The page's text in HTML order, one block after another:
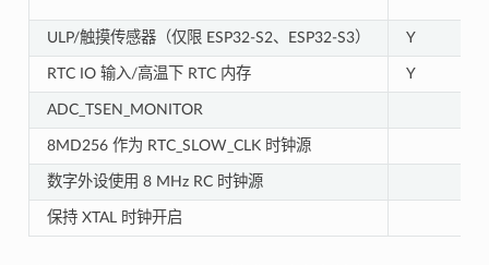
ULP/触摸传感器（仅限 ESP32-S2、ESP32-S3） Y
RTC IO 输入/高温下 RTC 内存 Y
ADC_TSEN_MONITOR
8MD256 作为 RTC_SLOW_CLK 时钟源
数字外设使用 8 MHz RC 时钟源
保持 XTAL 时钟开启